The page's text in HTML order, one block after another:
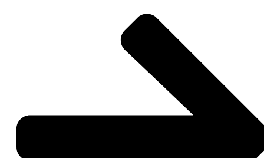
A iniciativa contou com a participação de 23 produtores, técnicos agrícolas
e outros profissionais do setor interessados em conhecer o potencial da
tecnologia digital e da inteligência artificial aplicada à monitorização de
pragas. Ao longo da manhã, os participantes tiveram oportunidade de
assistir à apresentação da iCountPests e de acompanhar uma demonstração